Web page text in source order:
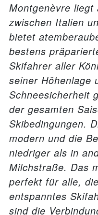
Montgenèvre liegt
zwischen Italien
bietet
bestens
Skifahrer aller
seiner Höhenlage
Schneesicherheit
der gesamten
Skibedingungen.
modern und die
niedriger als in
Milchstraße. Das
perfekt für alle,
entspanntes
sind die